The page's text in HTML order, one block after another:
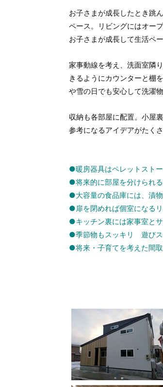
お子さまが成長したとき跳
ペース。リビングにはオー
お子さまが成長して生活ペ
家事動線を考え、洗面室隣
きるようにカウンターと棚
や雪の日でも安心して洗濯物
収納も各部屋に配置。小屋
参考になるアイデアがたく
●暖房器具はペレットストー
●将来的に部屋を分けられ
●大容量の食品庫には、漬
●扉を閉めれば個室になる
●キッチン裏には家事室と
●季節物もスッキリ 遊びス
●将来・子育てを考えた間